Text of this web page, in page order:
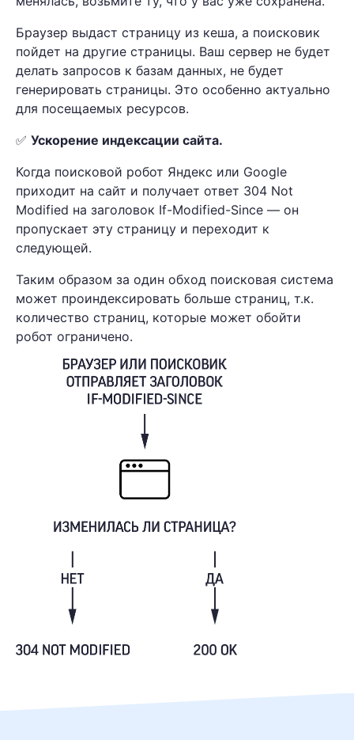
Браузер выдаст страницу из кеша, а поисковик
пойдет на другие страницы. Ваш сервер не будет
делать запросов к базам данных, не будет
генерировать страницы. Это особенно актуально
для посещаемых ресурсов.
✅ Ускорение индексации сайта.
Когда поисковой робот Яндекс или Google
приходит на сайт и получает ответ 304 Not
Modified на заголовок If-Modified-Since — он
пропускает эту страницу и переходит к
следующей.
Таким образом за один обход поисковая система
может проиндексировать больше страниц, т.к.
количество страниц, которые может обойти
робот ограничено.